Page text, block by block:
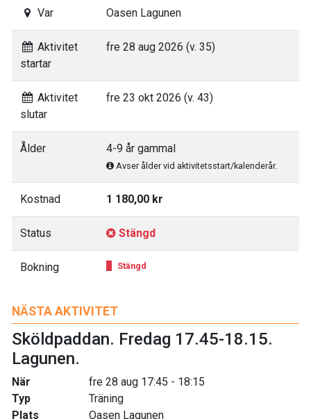
NÄSTA AKTIVITET
Sköldpaddan. Fredag 17.45-18.15.
Lagunen.
När
fre 28 aug 17:45 - 18:15
Typ
Träning
Plats
Oasen Lagunen
Var Oasen Lagunen
Aktivitet
startar
fre 28 aug 2026 (v. 35)
Aktivitet
slutar
fre 23 okt 2026 (v. 43)
Ålder 4-9 år gammal
Avser ålder vid aktivitetsstart/kalenderår.
Kostnad 1 180,00 kr
Status Stängd
Bokning Stängd